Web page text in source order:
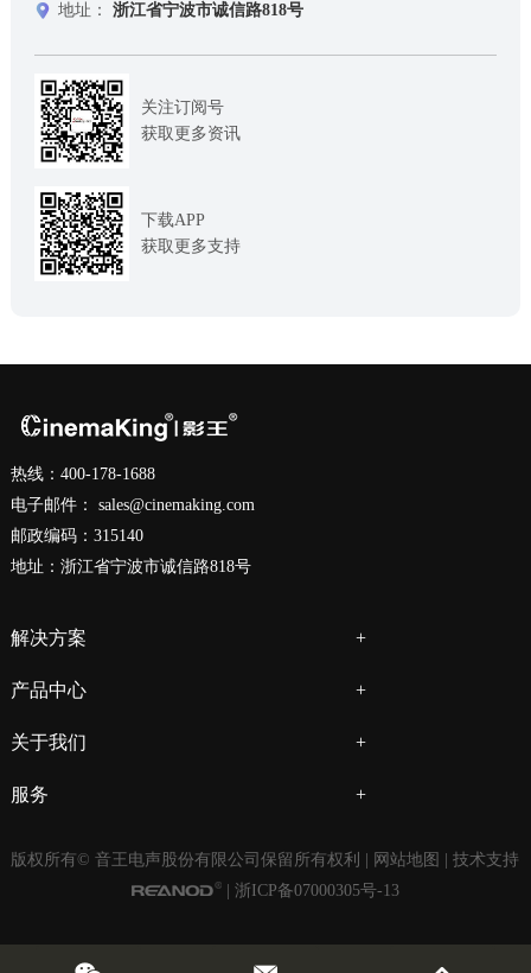
地址： 浙江省宁波市诚信路818号
关注订阅号
获取更多资讯
下载APP
获取更多支持
热线：400-178-1688
电子邮件： sales@cinemaking.com
邮政编码：315140
地址：浙江省宁波市诚信路818号
解决方案
产品中心
关于我们
服务
版权所有© 音王电声股份有限公司保留所有权利 | 网站地图
| 技术支持
浙ICP备07000305号-13